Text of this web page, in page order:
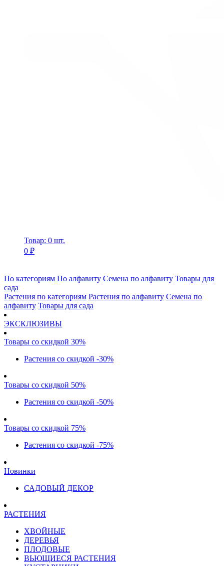
Товар: 0 шт.
0 ₽
По категориям По алфавиту Семена по алфавиту Товары для
сада
Растения по категориям Растения по алфавиту Семена по
алфавиту Товары для сада
ЭКСКЛЮЗИВЫ
Товары со скидкой 30%
Растения со скидкой -30%
Товары со скидкой 50%
Растения со скидкой -50%
Товары со скидкой 75%
Растения со скидкой -75%
Новинки
САДОВЫЙ ДЕКОР
РАСТЕНИЯ
ХВОЙНЫЕ
ДЕРЕВЬЯ
ПЛОДОВЫЕ
ВЬЮЩИЕСЯ РАСТЕНИЯ